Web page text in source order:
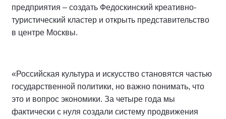
предприятия – создать Федоскинский креативно-
туристический кластер и открыть представительство
в центре Москвы.
«Российская культура и искусство становятся частью
государственной политики, но важно понимать, что
это и вопрос экономики. За четыре года мы
фактически с нуля создали систему продвижения